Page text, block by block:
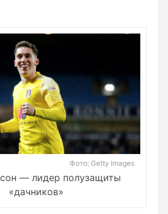
Фото: Getty Images
— лидер полузащиты
«дачников»